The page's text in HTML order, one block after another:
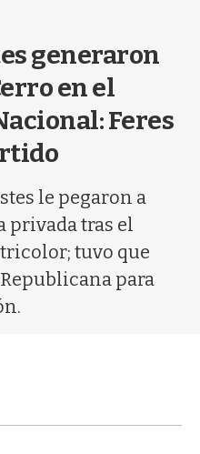
generaron
en el
Feres
le pegaron a
privada tras el
tuvo que
para